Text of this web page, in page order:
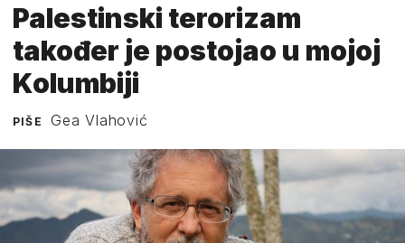
Palestinski terorizam
također je postojao u mojoj
Kolumbiji
PIŠE Gea Vlahović